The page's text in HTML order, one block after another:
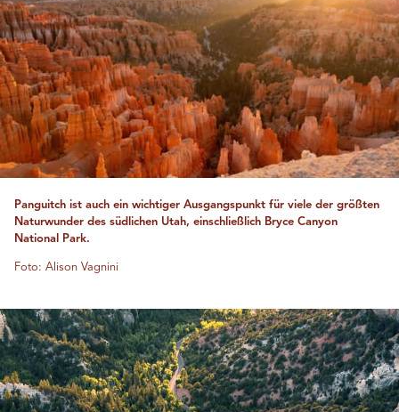
Panguitch ist auch ein wichtiger Ausgangspunkt für viele der größten
Naturwunder des südlichen Utah, einschließlich Bryce Canyon
National Park.
Foto: Alison Vagnini